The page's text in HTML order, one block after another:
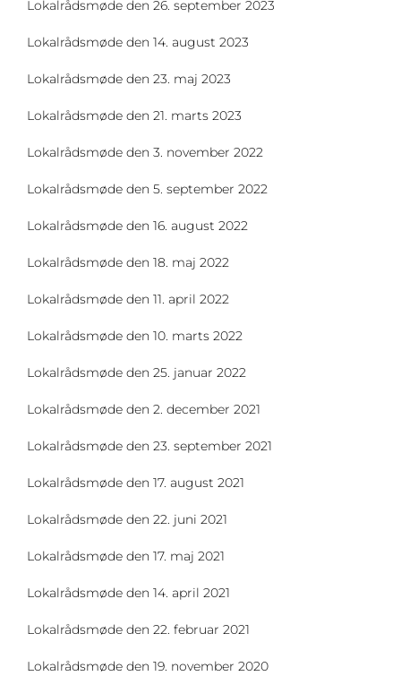
Lokalrådsmøde den 26. september 2023
Lokalrådsmøde den 14. august 2023
Lokalrådsmøde den 23. maj 2023
Lokalrådsmøde den 21. marts 2023
Lokalrådsmøde den 3. november 2022
Lokalrådsmøde den 5. september 2022
Lokalrådsmøde den 16. august 2022
Lokalrådsmøde den 18. maj 2022
Lokalrådsmøde den 11. april 2022
Lokalrådsmøde den 10. marts 2022
Lokalrådsmøde den 25. januar 2022
Lokalrådsmøde den 2. december 2021
Lokalrådsmøde den 23. september 2021
Lokalrådsmøde den 17. august 2021
Lokalrådsmøde den 22. juni 2021
Lokalrådsmøde den 17. maj 2021
Lokalrådsmøde den 14. april 2021
Lokalrådsmøde den 22. februar 2021
Lokalrådsmøde den 19. november 2020